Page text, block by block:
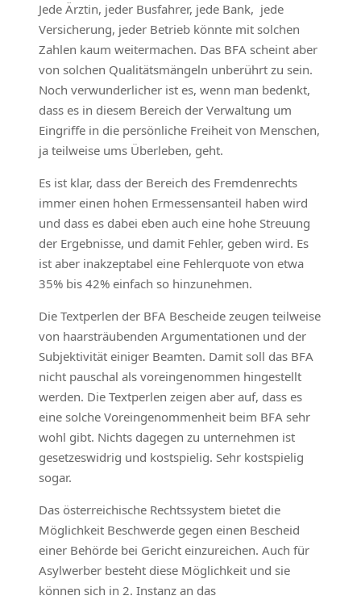
Jede Ärztin, jeder Busfahrer, jede Bank, jede
Versicherung, jeder Betrieb könnte mit solchen
Zahlen kaum weitermachen. Das BFA scheint aber
von solchen Qualitätsmängeln unberührt zu sein.
Noch verwunderlicher ist es, wenn man bedenkt,
dass es in diesem Bereich der Verwaltung um
Eingriffe in die persönliche Freiheit von Menschen,
ja teilweise ums Überleben, geht.
Es ist klar, dass der Bereich des Fremdenrechts
immer einen hohen Ermessensanteil haben wird
und dass es dabei eben auch eine hohe Streuung
der Ergebnisse, und damit Fehler, geben wird. Es
ist aber inakzeptabel eine Fehlerquote von etwa
35% bis 42% einfach so hinzunehmen.
Die Textperlen der BFA Bescheide zeugen teilweise
von haarsträubenden Argumentationen und der
Subjektivität einiger Beamten. Damit soll das BFA
nicht pauschal als voreingenommen hingestellt
werden. Die Textperlen zeigen aber auf, dass es
eine solche Voreingenommenheit beim BFA sehr
wohl gibt. Nichts dagegen zu unternehmen ist
gesetzeswidrig und kostspielig. Sehr kostspielig
sogar.
Das österreichische Rechtssystem bietet die
Möglichkeit Beschwerde gegen einen Bescheid
einer Behörde bei Gericht einzureichen. Auch für
Asylwerber besteht diese Möglichkeit und sie
können sich in 2. Instanz an das